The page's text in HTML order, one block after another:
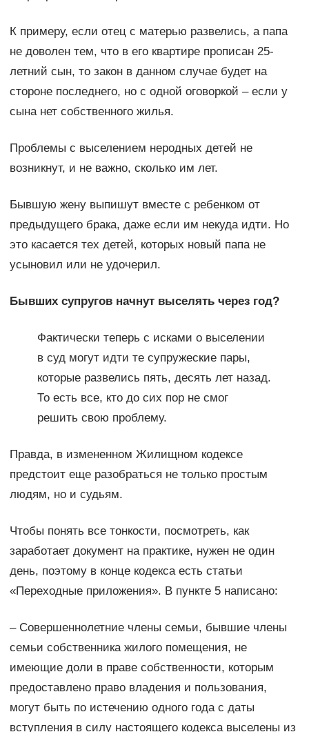
К примеру, если отец с матерью развелись, а папа
не доволен тем, что в его квартире прописан 25-
летний сын, то закон в данном случае будет на
стороне последнего, но с одной оговоркой – если у
сына нет собственного жилья.
Проблемы с выселением неродных детей не
возникнут, и не важно, сколько им лет.
Бывшую жену выпишут вместе с ребенком от
предыдущего брака, даже если им некуда идти. Но
это касается тех детей, которых новый папа не
усыновил или не удочерил.
Бывших супругов начнут выселять через год?
Фактически теперь с исками о выселении
в суд могут идти те супружеские пары,
которые развелись пять, десять лет назад.
То есть все, кто до сих пор не смог
решить свою проблему.
Правда, в измененном Жилищном кодексе
предстоит еще разобраться не только простым
людям, но и судьям.
Чтобы понять все тонкости, посмотреть, как
заработает документ на практике, нужен не один
день, поэтому в конце кодекса есть статьи
«Переходные приложения». В пункте 5 написано:
– Совершеннолетние члены семьи, бывшие члены
семьи собственника жилого помещения, не
имеющие доли в праве собственности, которым
предоставлено право владения и пользования,
могут быть по истечению одного года c даты
вступления в силу настоящего кодекса выселены из